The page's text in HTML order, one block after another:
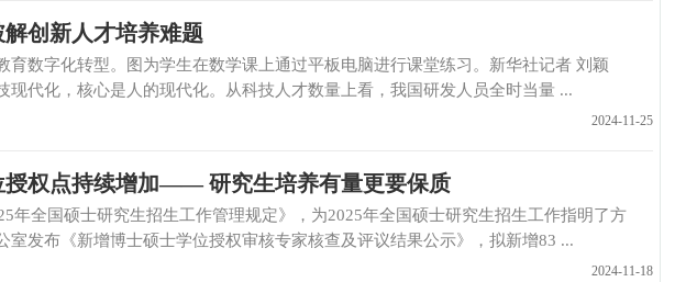
创新人才培养难题
数字化转型。图为学生在数学课上通过平板电脑进行课堂练习。新华社记者 刘颖
化，核心是人的现代化。从科技人才数量上看，我国研发人员全时当量 ...
2024-11-25
授权点持续增加—— 研究生培养有量更要保质
硕士研究生招生工作管理规定》，为2025年全国硕士研究生招生工作指明了方
室发布《新增博士硕士学位授权审核专家核查及评议结果公示》，拟新增83 ...
2024-11-18